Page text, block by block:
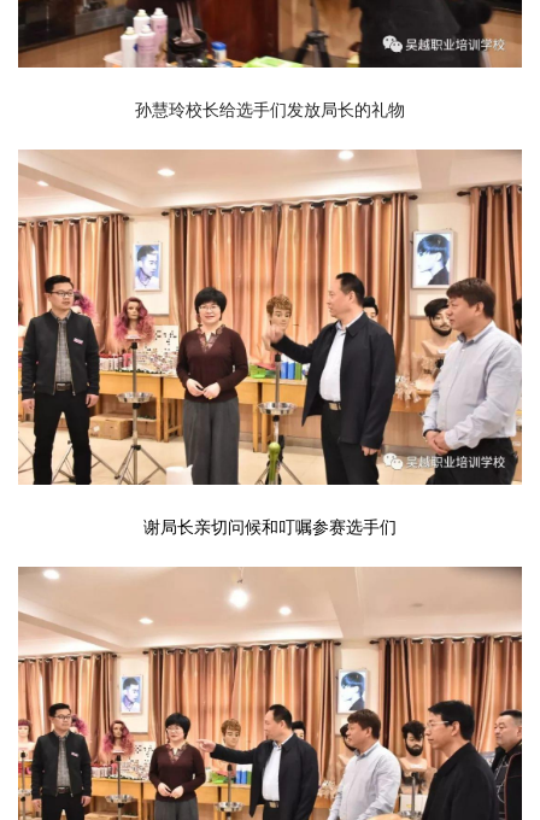
孙慧玲校长给选手们发放局长的礼物
谢局长亲切问候和叮嘱参赛选手们